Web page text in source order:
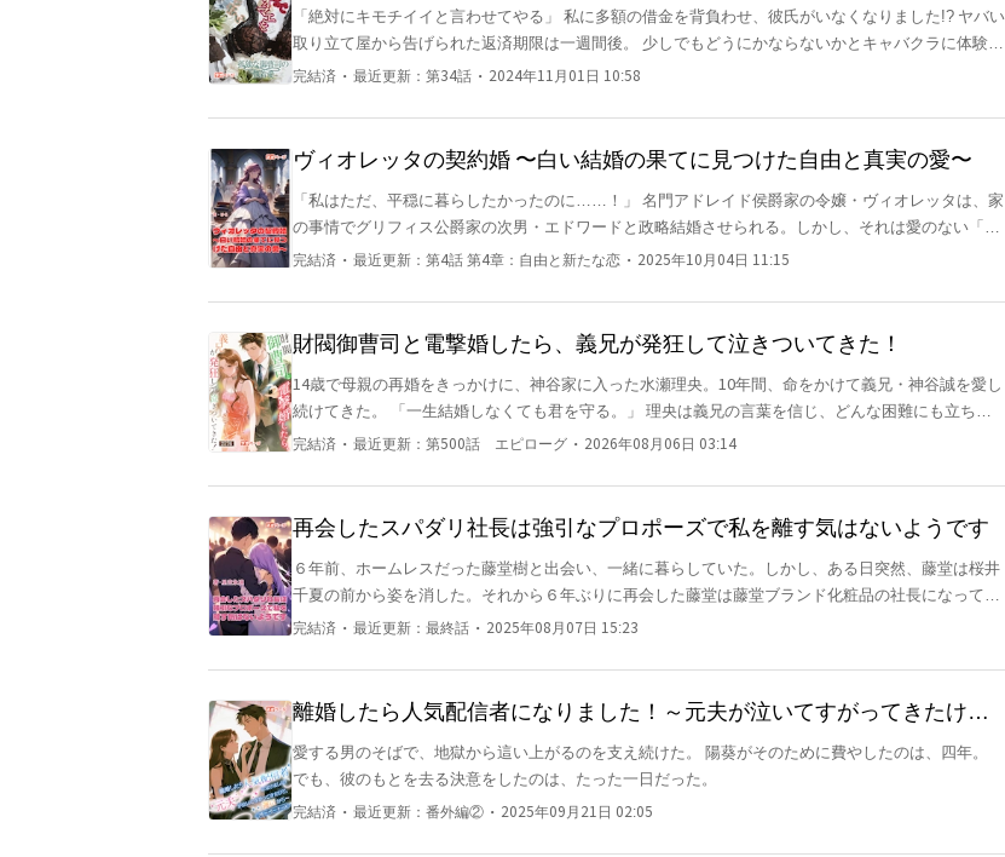
「絶対にキモチイイと言わせてやる」 私に多額の借金を背負わせ、彼氏がいなくなりました!? ヤバい
取り立て屋から告げられた返済期限は一週間後。 少しでもどうにかならないかとキャバクラに体験入
店したものの、ナンバーワンキャバ嬢の恨みを買い、騒ぎを起こしてしまいました……。 それだけで
肩代わりに妊娠を強要されたんですが!? 跡取り身籠もり条件の愛のない関係のはずなのに、御曹司が
あまあまなのはなぜでしょう……？ 坂下花音 さかしたかのん 28歳 不動産会社『マグネイトエステ
ート』一般社員 真面目が服を着て歩いているような子 見た目も真面目そのもの 恋に関しては夢を見
がちで、そのせいで男に騙された × 盛重海星 もりしげかいせい 32歳 不動産会社『マグネイトエス
テート』開発本部長で御曹司 長男だけどなにやら訳ありであまり跡取りとして望まれていない 人当
たりがよくていい人 だけど本当は強引!? 私は子供の産むためだけの道具、そのはずだ……。
完結済 ・ 最近更新： 第34話 ・ 2024年11月01日 10:58
ヴィオレッタの契約婚 〜白い結婚の果てに見つけた自由と真実の愛〜
「私はただ、平穏に暮らしたかったのに……！」 名門アドレイド侯爵家の令嬢・ヴィオレッタは、家
の事情でグリフィス公爵家の次男・エドワードと政略結婚させられる。しかし、それは愛のない「白
い結婚」だった。 夫は別の女性を愛し、家庭を顧みず浪費と借金を重ねる日々。公爵家の人々もヴィ
を決意したヴィオレッタは、貴族社会の慣習を打ち破り、自立の道を選ぶ。織物工房への投資、女性
のための教育事業――新たな未来を切り開こうと奮闘する彼女の前に現れたのは、第一王子・アレク
シス。 「あなたの知恵と行動力が必要だ。私と共に、新しい時代を築かないか？」 離婚を経て自由
を得たヴィオレッタは、王子の言葉にどう答えるのか？ そして、彼女が最後に選ぶ「本当の愛」とは
――。
完結済 ・ 最近更新： 第4話 第4章：自由と新たな恋 ・ 2025年10月04日 11:15
財閥御曹司と電撃婚したら、義兄が発狂して泣きついてきた！
14歳で母親の再婚をきっかけに、神谷家に入った水瀬理央。10年間、命をかけて義兄・神谷誠を愛し
続けてきた。 「一生結婚しなくても君を守る。」 理央は義兄の言葉を信じ、どんな困難にも立ち向
かってきた。 しかし、待ち続けたのは誠の愛ではなく、妊娠した女性を連れて現れる裏切りの瞬間だ
は音を立てて崩れ落ちるのを感じた。 冷笑を浮かべ、涙も見せずに背を向け、無言で財閥の御曹司の
元へと歩み寄った。 「理央、愛してる。義兄の元に戻ってきてくれ！」 その言葉が響く中、理央は
冷たく無表情で彼を見つめ返した。 「さよなら、愛した義兄。」 その一言が、理央の心に深く刻ま
れた。未練を断ち切り、理央は決して振り返らず、足元の道を一歩ずつ踏みしめた。 10年の想い、裏
切り、そして新たな始まり――
完結済 ・ 最近更新： 第500話 エピローグ ・ 2026年08月06日 03:14
再会したスパダリ社長は強引なプロポーズで私を離す気はないようです
６年前、ホームレスだった藤堂樹と出会い、一緒に暮らしていた。しかし、ある日突然、藤堂は桜井
千夏の前から姿を消した。それから６年ぶりに再会した藤堂は藤堂ブランド化粧品の社長になってい
た！？結婚を前提に交際した二人は４５階建てのタマワン最上階で再び同棲を始める。千夏が知らな
える執着愛で毎日のように愛を囁き続けた。 ◇ベリーズカフェ、アルファポリス、小説家になろう、
エブリスタにて同作品掲載中。
完結済 ・ 最近更新： 最終話 ・ 2025年08月07日 15:23
離婚したら人気配信者になりました！～元夫が泣いてすがってきたけ
ど、遅いから～
愛する男のそばで、地獄から這い上がるのを支え続けた。 陽葵がそのために費やしたのは、四年。
でも、彼のもとを去る決意をしたのは、たった一日だった。
完結済 ・ 最近更新： 番外編② ・ 2025年09月21日 02:05